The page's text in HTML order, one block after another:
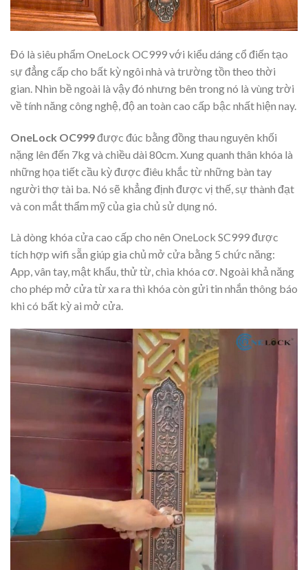
Đó là siêu phẩm OneLock OC999 với kiểu dáng cổ điến tạo
sự đẳng cấp cho bất kỳ ngôi nhà và trường tồn theo thời
gian. Nhìn bề ngoài là vậy đó nhưng bên trong nó là vùng trời
về tính năng công nghệ, độ an toàn cao cấp bậc nhất hiện nay.
OneLock OC999được đúc bằng đồng thau nguyên khối
nặng lên đến 7kg và chiều dài 80cm. Xung quanh thân khóa là
những họa tiết cầu kỳ được điêu khắc từ những bàn tay
người thợ tài ba. Nó sẽ khẳng định được vị thế, sự thành đạt
và con mắt thẩm mỹ của gia chủ sử dụng nó.
Là dòng khóa cửa cao cấp cho nên OneLock SC999 được
tích hợp wifi sẵn giúp gia chủ mở cửa bằng 5 chức năng:
App, vân tay, mật khẩu, thử từ, chìa khóa cơ. Ngoài khả năng
cho phép mở cửa từ xa ra thì khóa còn gửi tin nhắn thông báo
khi có bất kỳ ai mở cửa.